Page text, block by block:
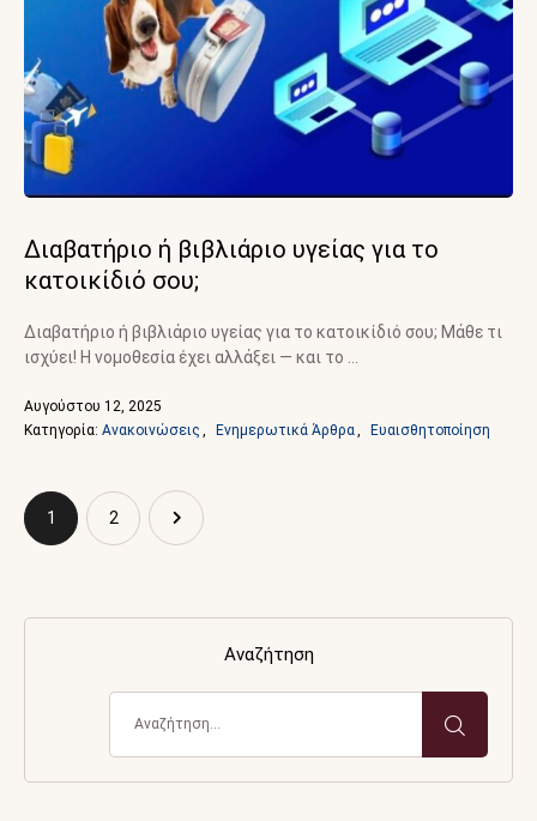
Διαβατήριο ή βιβλιάριο υγείας για το
κατοικίδιό σου;
Διαβατήριο ή βιβλιάριο υγείας για το κατοικίδιό σου; Μάθε τι
ισχύει! Η νομοθεσία έχει αλλάξει — και το …
Αυγούστου 12, 2025
Κατηγορία: Ανακοινώσεις , Ενημερωτικά Άρθρα, Ευαισθητοποίηση
1 2
Αναζήτηση